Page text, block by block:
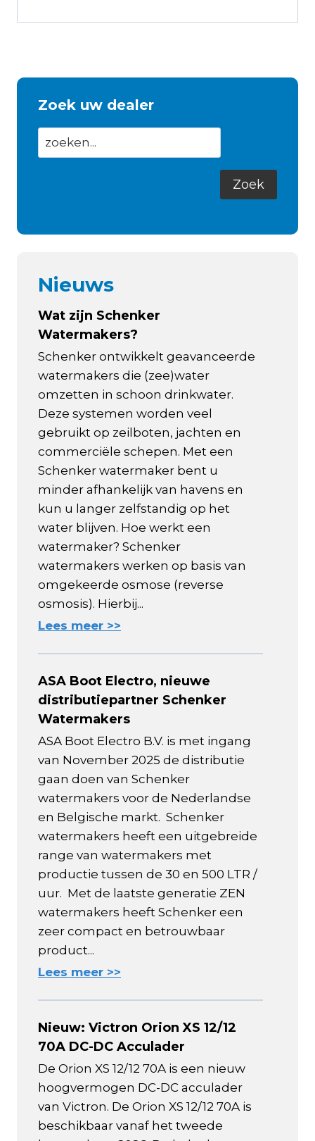
Zoek uw dealer
Nieuws
Wat zijn Schenker
Watermakers?
Schenker ontwikkelt geavanceerde
watermakers die (zee)water
omzetten in schoon drinkwater.
Deze systemen worden veel
gebruikt op zeilboten, jachten en
commerciële schepen. Met een
Schenker watermaker bent u
minder afhankelijk van havens en
kun u langer zelfstandig op het
water blijven. Hoe werkt een
watermaker? Schenker
watermakers werken op basis van
omgekeerde osmose (reverse
osmosis). Hierbij...
Lees meer >>
ASA Boot Electro, nieuwe
distributiepartner Schenker
Watermakers
ASA Boot Electro B.V. is met ingang
van November 2025 de distributie
gaan doen van Schenker
watermakers voor de Nederlandse
en Belgische markt. Schenker
watermakers heeft een uitgebreide
range van watermakers met
productie tussen de 30 en 500 LTR /
uur. Met de laatste generatie ZEN
watermakers heeft Schenker een
zeer compact en betrouwbaar
product...
Lees meer >>
Nieuw: Victron Orion XS 12/12
70A DC-DC Acculader
De Orion XS 12/12 70A is een nieuw
hoogvermogen DC-DC acculader
van Victron. De Orion XS 12/12 70A is
beschikbaar vanaf het tweede